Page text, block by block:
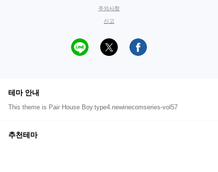
주의사항
신고
테마 안내
This theme is Pair House Boy.type4.newinecomseries-vol57
추천테마